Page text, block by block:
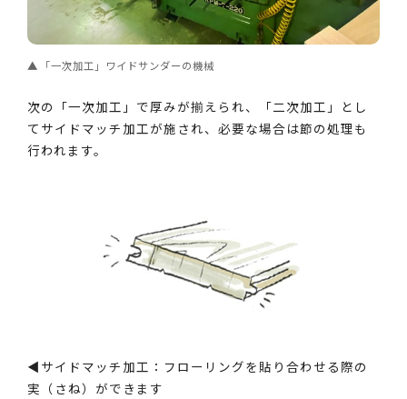
「一次加工」ワイドサンダーの機械
次の「一次加工」で厚みが揃えられ、「二次加工」とし
てサイドマッチ加工が施され、必要な場合は節の処理も
行われます。
◀サイドマッチ加工：フローリングを貼り合わせる際の
実（さね）ができます